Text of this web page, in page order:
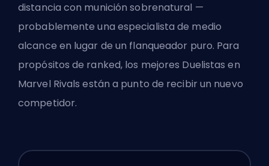
distancia con munición sobrenatural —
probablemente una especialista de medio
alcance en lugar de un flanqueador puro. Para
propósitos de ranked, los mejores Duelistas en
Marvel Rivals están a punto de recibir un nuevo
competidor.